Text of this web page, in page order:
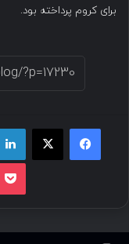
برای کروم پرداخته بود.
فیسبوک ایکس